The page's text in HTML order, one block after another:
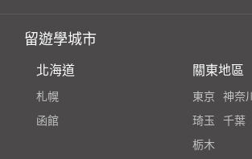
留遊學城市
北海道
札幌
函館
關東地區
東京
神奈川
琦玉
千葉
栃木